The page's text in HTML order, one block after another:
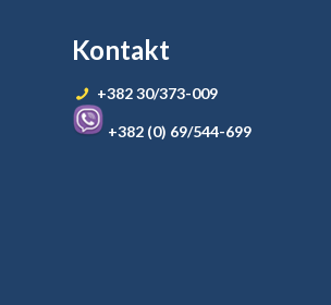
Kontakt
+382 30/373-009
+382 (0) 69/544-699